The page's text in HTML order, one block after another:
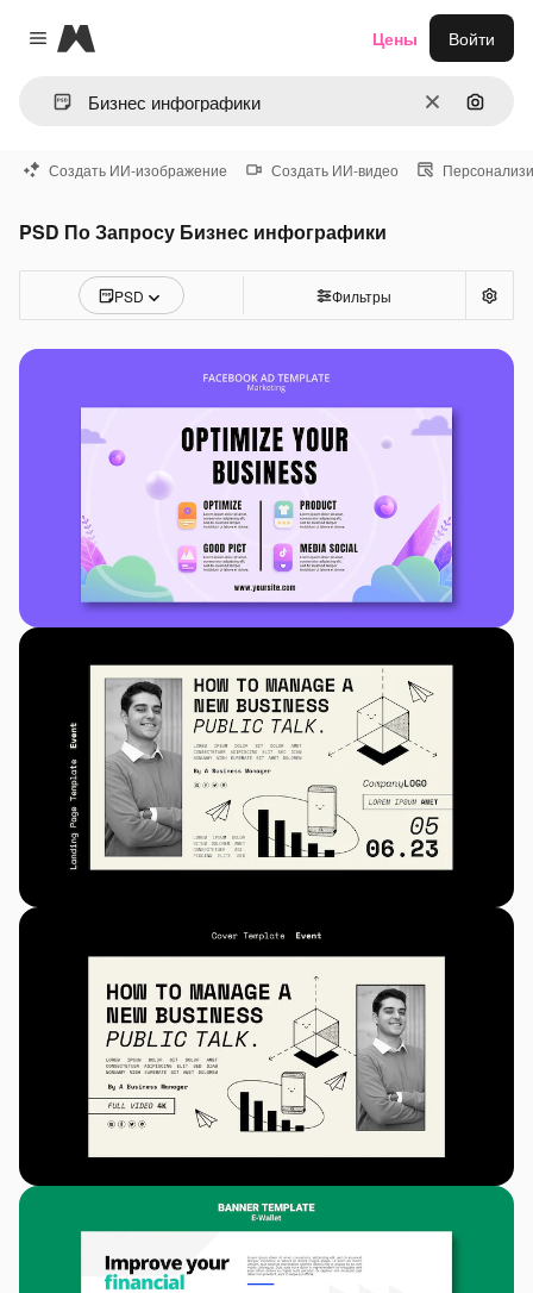
Close menu
Magnific
ОчиститьПоиск
Цены Войти
Создать ИИ-изображение Создать ИИ-видео
PSD По Запросу Бизнес инфографики
PSD Фильтры